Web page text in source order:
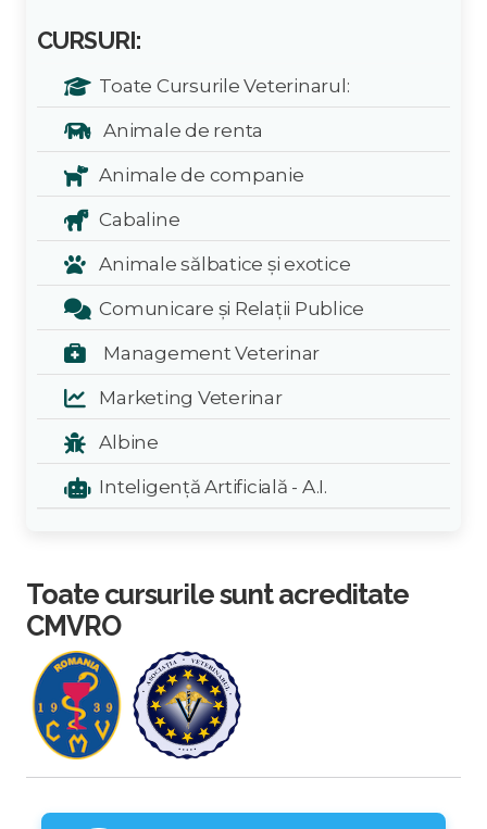
CURSURI:
Toate Cursurile Veterinarul:
Animale de renta
Animale de companie
Cabaline
Animale sălbatice și exotice
Comunicare și Relații Publice
Management Veterinar
Marketing Veterinar
Albine
Inteligență Artificială - A.I.
Toate cursurile sunt acreditate
CMVRO